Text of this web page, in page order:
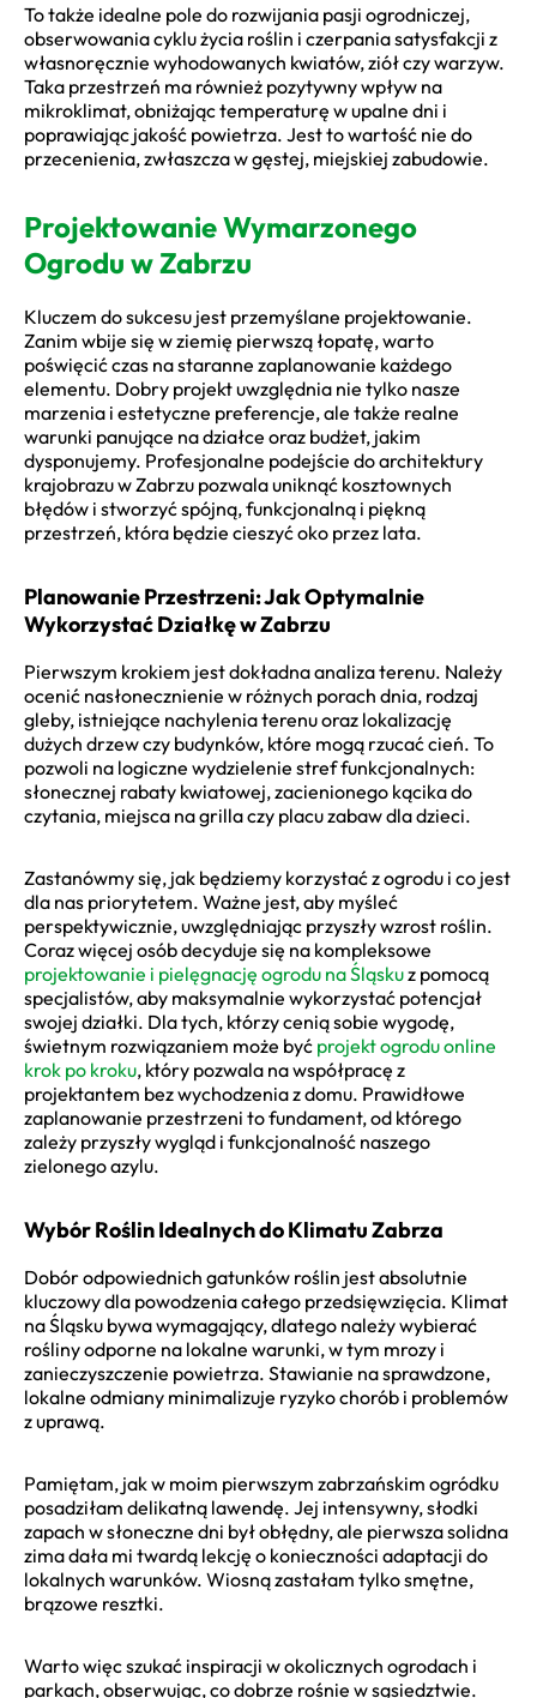
To także idealne pole do rozwijania pasji ogrodniczej,
obserwowania cyklu życia roślin i czerpania satysfakcji z
własnoręcznie wyhodowanych kwiatów, ziół czy warzyw.
Taka przestrzeń ma również pozytywny wpływ na
mikroklimat, obniżając temperaturę w upalne dni i
poprawiając jakość powietrza. Jest to wartość nie do
przecenienia, zwłaszcza w gęstej, miejskiej zabudowie.
Projektowanie Wymarzonego
Ogrodu w Zabrzu
Kluczem do sukcesu jest przemyślane projektowanie.
Zanim wbije się w ziemię pierwszą łopatę, warto
poświęcić czas na staranne zaplanowanie każdego
elementu. Dobry projekt uwzględnia nie tylko nasze
marzenia i estetyczne preferencje, ale także realne
warunki panujące na działce oraz budżet, jakim
dysponujemy. Profesjonalne podejście do architektury
krajobrazu w Zabrzu pozwala uniknąć kosztownych
błędów i stworzyć spójną, funkcjonalną i piękną
przestrzeń, która będzie cieszyć oko przez lata.
Planowanie Przestrzeni: Jak Optymalnie
Wykorzystać Działkę w Zabrzu
Pierwszym krokiem jest dokładna analiza terenu. Należy
ocenić nasłonecznienie w różnych porach dnia, rodzaj
gleby, istniejące nachylenia terenu oraz lokalizację
dużych drzew czy budynków, które mogą rzucać cień. To
pozwoli na logiczne wydzielenie stref funkcjonalnych:
słonecznej rabaty kwiatowej, zacienionego kącika do
czytania, miejsca na grilla czy placu zabaw dla dzieci.
Zastanówmy się, jak będziemy korzystać z ogrodu i co jest
dla nas priorytetem. Ważne jest, aby myśleć
perspektywicznie, uwzględniając przyszły wzrost roślin.
Coraz więcej osób decyduje się na kompleksowe
projektowanie i pielęgnację ogrodu na Śląskuz pomocą
specjalistów, aby maksymalnie wykorzystać potencjał
swojej działki. Dla tych, którzy cenią sobie wygodę,
świetnym rozwiązaniem może być projekt ogrodu online
krok po kroku, który pozwala na współpracę z
projektantem bez wychodzenia z domu. Prawidłowe
zaplanowanie przestrzeni to fundament, od którego
zależy przyszły wygląd i funkcjonalność naszego
zielonego azylu.
Wybór Roślin Idealnych do Klimatu Zabrza
Dobór odpowiednich gatunków roślin jest absolutnie
kluczowy dla powodzenia całego przedsięwzięcia. Klimat
na Śląsku bywa wymagający, dlatego należy wybierać
rośliny odporne na lokalne warunki, w tym mrozy i
zanieczyszczenie powietrza. Stawianie na sprawdzone,
lokalne odmiany minimalizuje ryzyko chorób i problemów
z uprawą.
Pamiętam, jak w moim pierwszym zabrzańskim ogródku
posadziłam delikatną lawendę. Jej intensywny, słodki
zapach w słoneczne dni był obłędny, ale pierwsza solidna
zima dała mi twardą lekcję o konieczności adaptacji do
lokalnych warunków. Wiosną zastałam tylko smętne,
brązowe resztki.
Warto więc szukać inspiracji w okolicznych ogrodach i
parkach, obserwując, co dobrze rośnie w sąsiedztwie.